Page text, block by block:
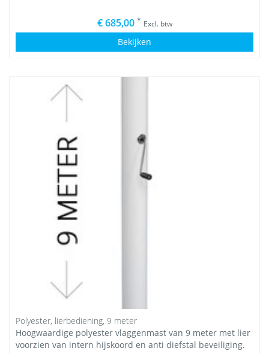
€ 685,00 * Excl. btw
Bekijken
Polyester, lierbediening, 9 meter
Hoogwaardige polyester vlaggenmast van 9 meter met lier
voorzien van intern hijskoord en anti diefstal beveiliging.